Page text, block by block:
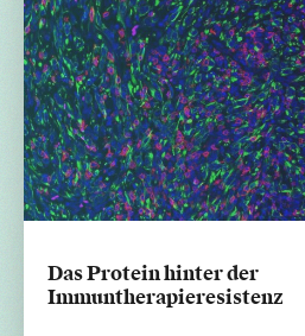
Das Protein hinter der
Immuntherapieresistenz